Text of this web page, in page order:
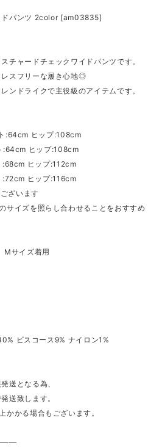
ドパンツ 2color [am03835]
チャードチェックワイドパンツです。
レスフリーな履き心地◎
ンドライクで主役級のアイテムです。
:64cm ヒップ:108cm
:64cm ヒップ:108cm
:68cm ヒップ:112cm
:72cm ヒップ:116cm
ざいます
サイズを照らし合わせることをおすすめ
サイズ着用
ビスコース9% ナイロン1%
送となる為、
送致します。
かかる場合もございます。